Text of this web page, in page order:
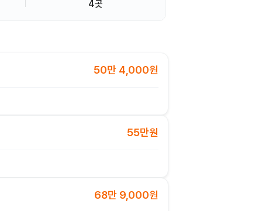
4곳
50만 4,000원
55만원
68만 9,000원